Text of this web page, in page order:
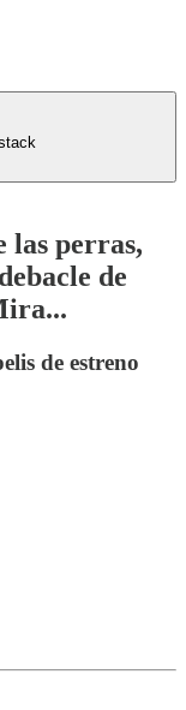
las perras,
de
de estreno